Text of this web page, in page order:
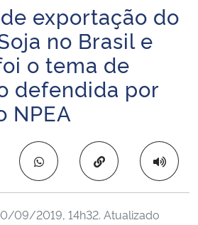
e Abastecimento
exportação do
no Brasil e
o tema de
defendida por
NPEA
Copiar para área
09/2019, 14h32. Atualizado